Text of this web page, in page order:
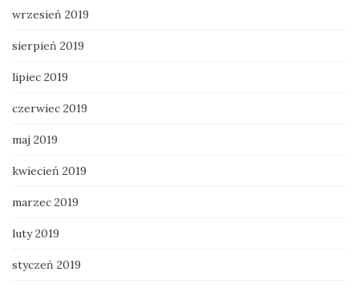
wrzesień 2019
sierpień 2019
lipiec 2019
czerwiec 2019
maj 2019
kwiecień 2019
marzec 2019
luty 2019
styczeń 2019